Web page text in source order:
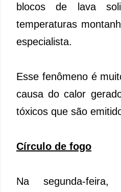
blocos de lava
temperaturas
especialista.
Esse fenômeno é
causa do calor
tóxicos que são
Círculo de fogo
Na segunda-feira,